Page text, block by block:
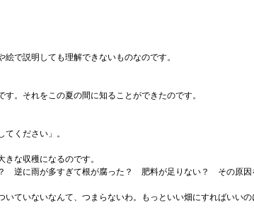
で説明しても理解できないものなのです。
。それをこの夏の間に知ることができたのです。
ください」。
な収穫になるのです。
逆に雨が多すぎて根が腐った？ 肥料が足りない？ その原因
いないなんて、つまらないわ。もっといい畑にすればいいの